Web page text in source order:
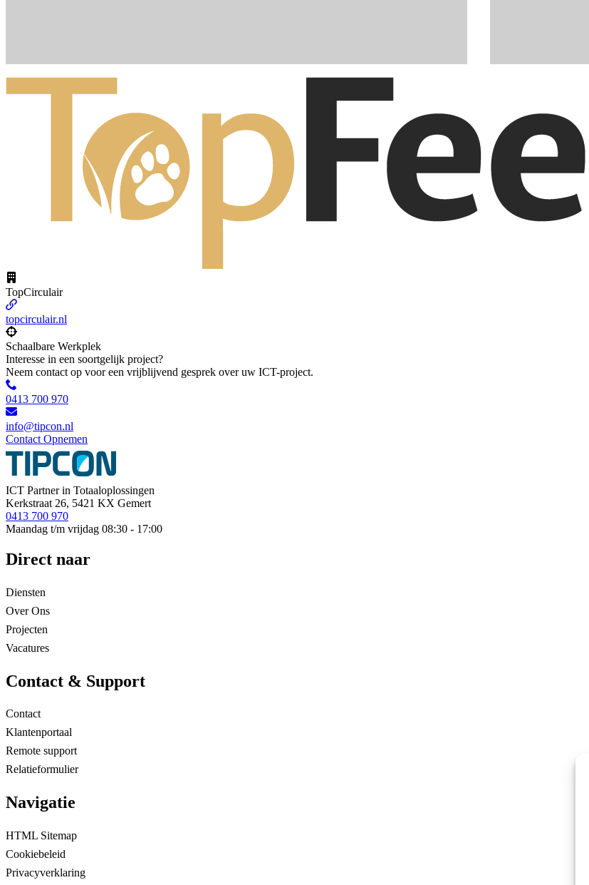
TopCirculair
topcirculair.nl
Schaalbare Werkplek
Interesse in een soortgelijk project?
Neem contact op voor een vrijblijvend gesprek over uw ICT-project.
0413 700 970
info@tipcon.nl
Contact Opnemen
ICT Partner in Totaaloplossingen
Kerkstraat 26, 5421 KX Gemert
0413 700 970
Maandag t/m vrijdag 08:30 - 17:00
Direct naar
Diensten
Over Ons
Projecten
Vacatures
Contact & Support
Contact
Klantenportaal
Remote support
Relatieformulier
Navigatie
HTML Sitemap
Cookiebeleid
Privacyverklaring